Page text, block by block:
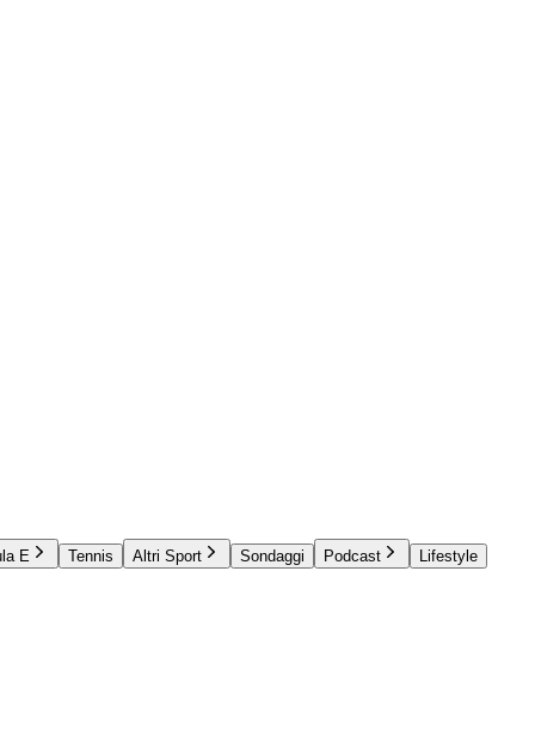
E Tennis Altri Sport Sondaggi Podcast
Lifestyle